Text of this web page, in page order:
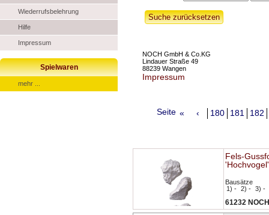
Wiederrufsbelehrung
Hilfe
Impressum
Spielwaren
mehr ...
NOCH GmbH & Co.KG
Lindauer Straße 49
88239 Wangen
Impressum
Seite « ‹ 180 181 182
Fels-
'Hochvogel'
Bausätze
1) - 2) - 3) -
61232 NOCH